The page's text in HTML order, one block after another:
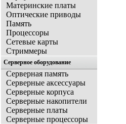
Материнские платы
Оптические приводы
Память
Процессоры
Сетевые карты
Стриммеры
Серверное оборудование
Серверная память
Серверные аксессуары
Серверные корпуса
Серверные накопители
Серверные платы
Серверные процессоры